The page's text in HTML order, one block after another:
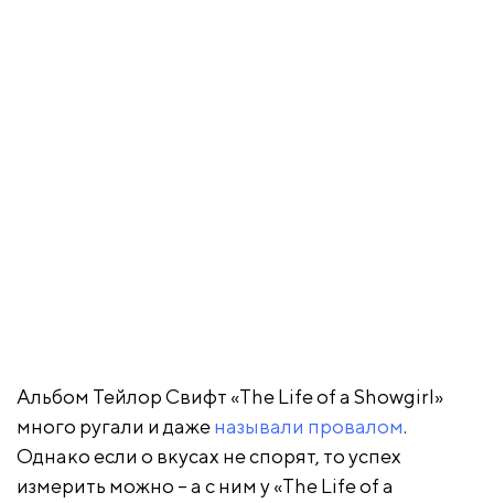
Альбом Тейлор Свифт «The Life of a Showgirl»
много ругали и даженазывали провалом.
Однако если о вкусах не спорят, то успех
измерить можно – а с ним у «The Life of a